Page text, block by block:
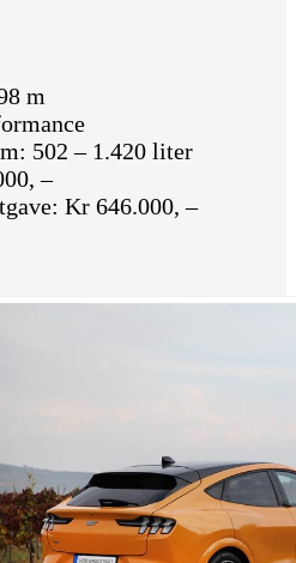
m
502 – 1.420 liter
–
Kr 646.000, –